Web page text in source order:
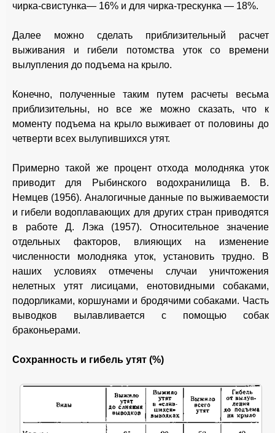
чирка-свистунка— 16% и для чирка-трескунка — 18%.
Далее можно сделать приблизительный расчет
выживания и гибели потомства уток со времени
вылупления до подъема на крыло.
Конечно, полученные таким путем расчеты весьма
приблизительны, но все же можно сказать, что к
моменту подъема на крыло выживает от половины до
четверти всех вылупившихся утят.
Примерно такой же процент отхода молодняка уток
приводит для Рыбинского водохранилища В. В.
Немцев (1956). Аналогичные данные по выживаемости
и гибели водоплавающих для других стран приводятся
в работе Д. Лэка (1957). Относительное значение
отдельных факторов, влияющих на изменение
численности молодняка уток, установить трудно. В
наших условиях отмечены случаи уничтожения
нелетных утят лисицами, енотовидными собаками,
подорликами, коршунами и бродячими собаками. Часть
выводков вылавливается с помощью собак
браконьерами.
Сохранность и гибель утят (%)